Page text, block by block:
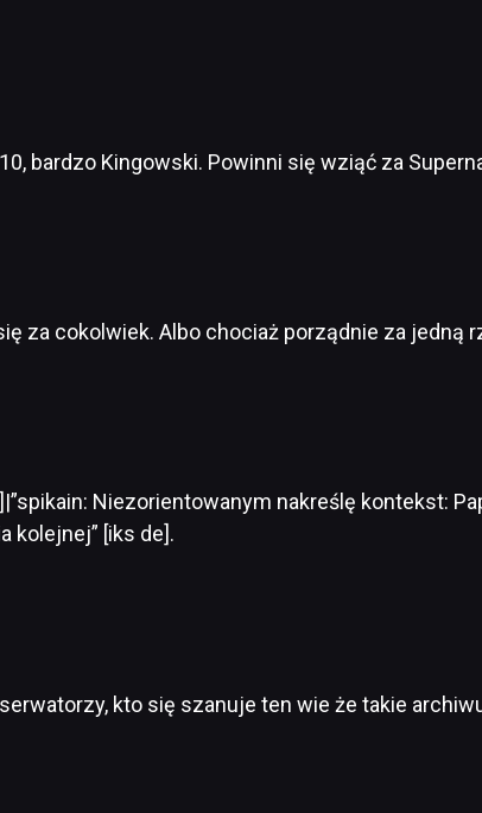
bardzo Kingowski. Powinni się wziąć za
za cokolwiek. Albo chociaż porządnie za jedną
Niezorientowanym nakreślę kontekst:
kolejnej” [iks de].
kto się szanuje ten wie że takie